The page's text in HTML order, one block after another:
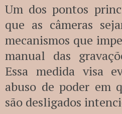
Um dos pontos
que as câmeras
mecanismos que
manual das
Essa medida visa
abuso de poder em
são desligados